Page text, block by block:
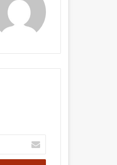
أدخل
بريدك
الإلكتروني